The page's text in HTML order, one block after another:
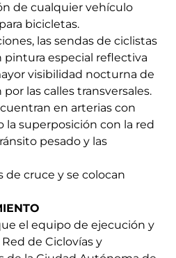
de cualquier vehículo
bicicletas.
las sendas de ciclistas
pintura especial reflectiva
visibilidad nocturna de
las calles transversales.
en arterias con
la superposición con la red
pesado y las
cruce y se colocan
el equipo de ejecución y
de Ciclovías y